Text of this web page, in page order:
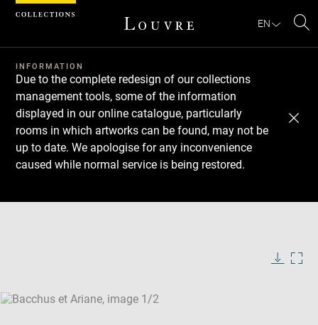
EN
INFORMATION
Due to the complete redesign of our collections
management tools, some of the information
displayed in our online catalogue, particularly
rooms in which artworks can be found, may not be
up to date. We apologise for any inconvenience
caused while normal service is being restored.
SKIP IMAGE CAROUSEL
Download
Next
Previous
Cookies management panel